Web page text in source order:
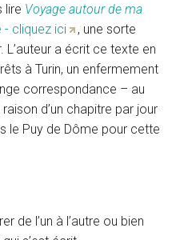
lire Voyage autour de ma
- cliquez ici
, une sorte
L’auteur a écrit ce texte en
à Turin, un enfermement
correspondance – au
d’un chapitre par jour
le Puy de Dôme pour cette
de l’un à l’autre ou bien